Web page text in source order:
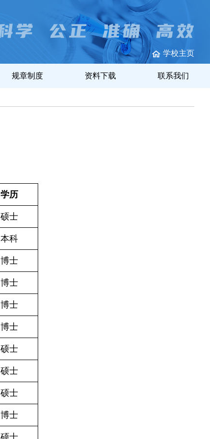
学校主页
规章制度 资料下载 联系我们
学历
硕士
本科
博士
博士
博士
博士
硕士
硕士
硕士
博士
硕士